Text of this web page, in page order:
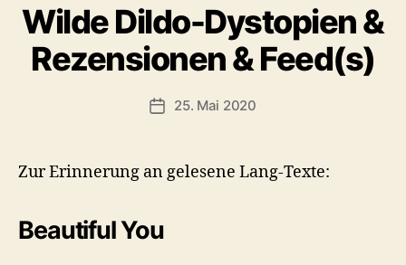
Wilde Dildo-Dystopien &
Rezensionen & Feed(s)
Veröffentlichungsdatum
25. Mai 2020
Zur Erinnerung an gelesene Lang-Texte:
Beautiful You